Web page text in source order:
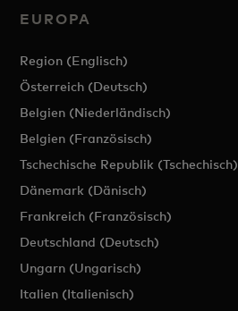
EUROPA
Region (Englisch)
Österreich (Deutsch)
Belgien (Niederländisch)
Belgien (Französisch)
Tschechische Republik (Tschechisch)
Dänemark (Dänisch)
Frankreich (Französisch)
Deutschland (Deutsch)
Ungarn (Ungarisch)
Italien (Italienisch)